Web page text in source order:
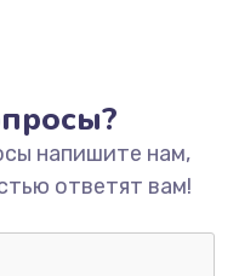
напишите нам,
ответят вам!